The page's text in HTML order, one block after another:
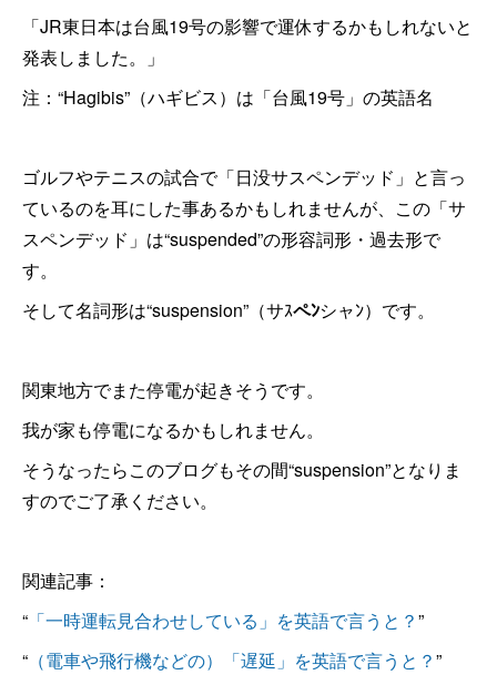
「JR東日本は台風19号の影響で運休するかもしれないと
発表しました。」
注：“Hagibis”（ハギビス）は「台風19号」の英語名
ゴルフやテニスの試合で「日没サスペンデッド」と言っ
ているのを耳にした事あるかもしれませんが、この「サ
スペンデッド」は“suspended”の形容詞形・過去形で
す。
そして名詞形は“suspension”（サｽペﾝシャﾝ）です。
関東地方でまた停電が起きそうです。
我が家も停電になるかもしれません。
そうなったらこのブログもその間“suspension”となりま
すのでご了承ください。
関連記事：
“ 「一時運転見合わせしている」を英語で言うと？”
“ （電車や飛行機などの）「遅延」を英語で言うと？”